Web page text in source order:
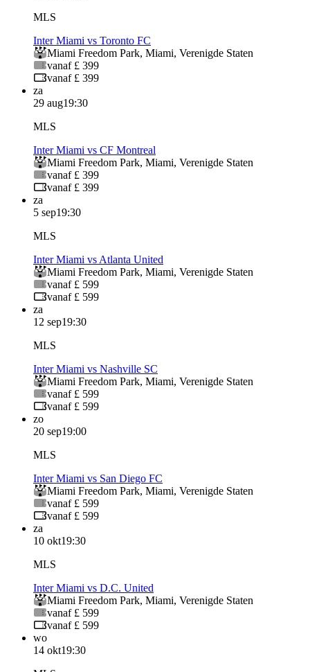
MLS
Inter Miami vs Toronto FC
Miami Freedom Park, Miami, Verenigde Staten
vanaf £ 399
vanaf £ 399
za
29 aug19:30
MLS
Inter Miami vs CF Montreal
Miami Freedom Park, Miami, Verenigde Staten
vanaf £ 399
vanaf £ 399
za
5 sep19:30
MLS
Inter Miami vs Atlanta United
Miami Freedom Park, Miami, Verenigde Staten
vanaf £ 599
vanaf £ 599
za
12 sep19:30
MLS
Inter Miami vs Nashville SC
Miami Freedom Park, Miami, Verenigde Staten
vanaf £ 599
vanaf £ 599
zo
20 sep19:00
MLS
Inter Miami vs San Diego FC
Miami Freedom Park, Miami, Verenigde Staten
vanaf £ 599
vanaf £ 599
za
10 okt19:30
MLS
Inter Miami vs D.C. United
Miami Freedom Park, Miami, Verenigde Staten
vanaf £ 599
vanaf £ 599
wo
14 okt19:30